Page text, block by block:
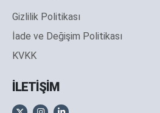
Gizlilik Politikası
İade ve Değişim Politikası
KVKK
İLETİŞİM